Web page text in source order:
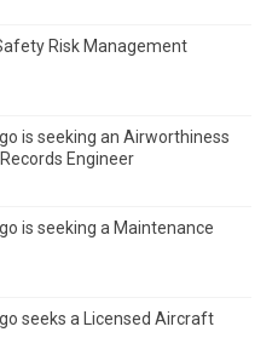
Risk Management
is seeking an Airworthiness
Engineer
is seeking a Maintenance
seeks a Licensed Aircraft